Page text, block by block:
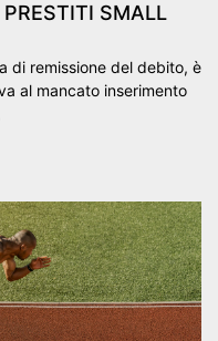
SMALL
di remissione del debito, è
al mancato inserimento